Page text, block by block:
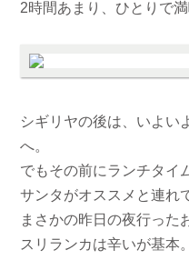
2時間あまり、ひとりで
シギリヤの後は、いよい
へ。
でもその前にランチタイ
サンタがオススメと連れ
まさかの昨日の夜行った
スリランカは辛いが基本。